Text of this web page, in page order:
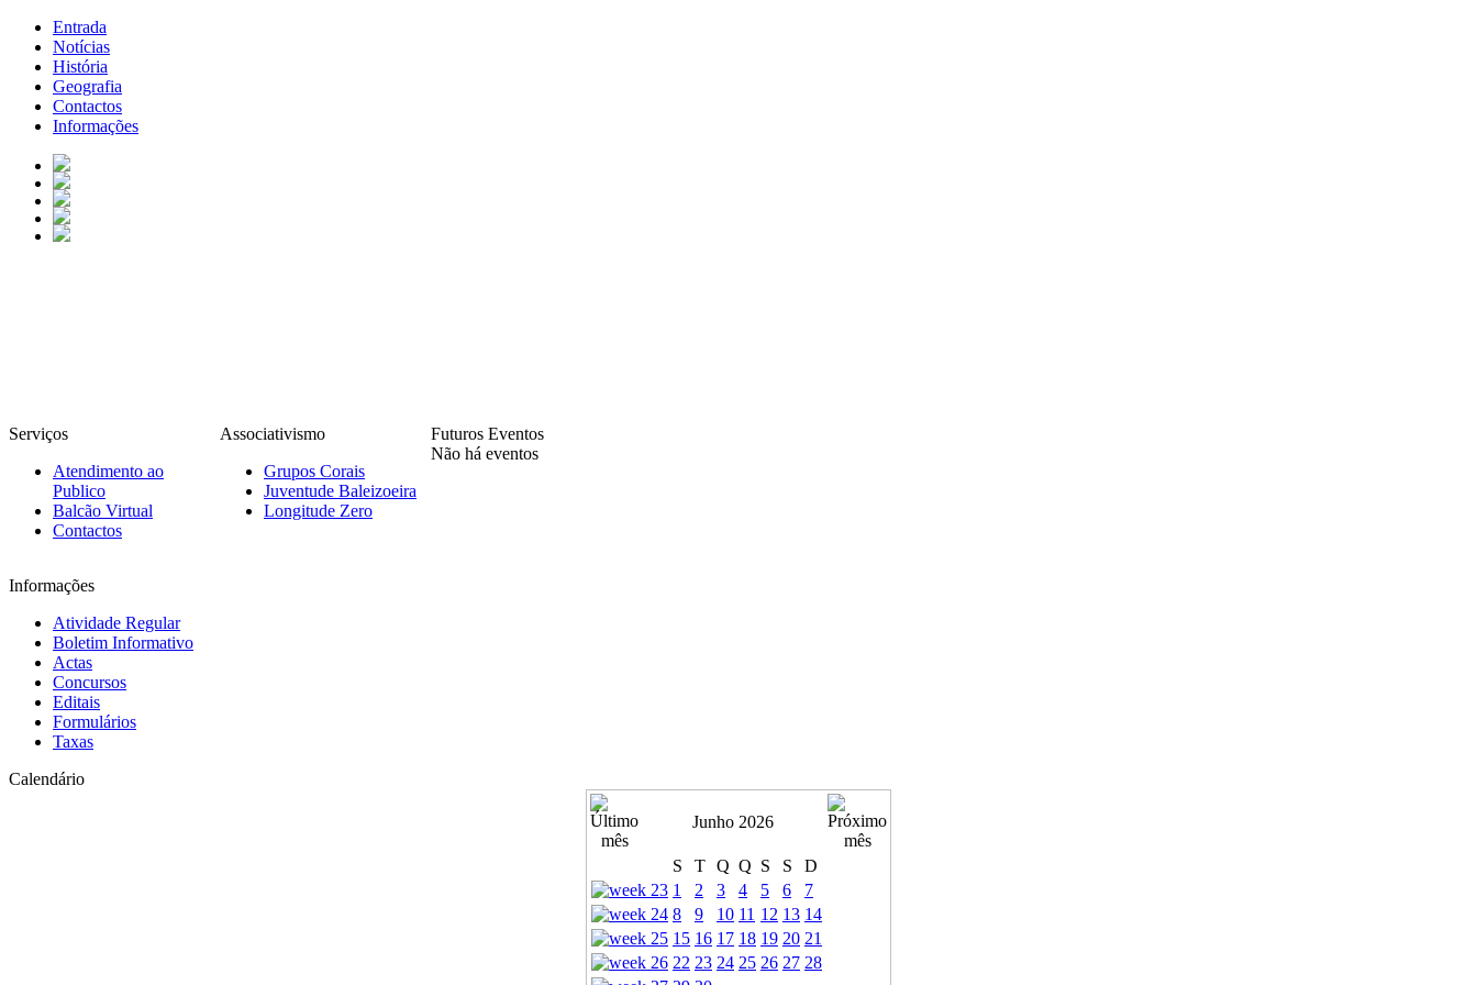
Entrada
Notícias
História
Geografia
Contactos
Informações
Serviços
Atendimento ao
Publico
Balcão Virtual
Contactos
Associativismo
Grupos Corais
Juventude Baleizoeira
Longitude Zero
Futuros Eventos
Não há eventos
Informações
Atividade Regular
Boletim Informativo
Actas
Concursos
Editais
Formulários
Taxas
Calendário
Junho 2026
S T Q Q S S
D
1
2 3 4 5 6
7
8
9 10 11 12 13 14
15 16 17 18 19 20 21
22 23 24 25 26 27 28